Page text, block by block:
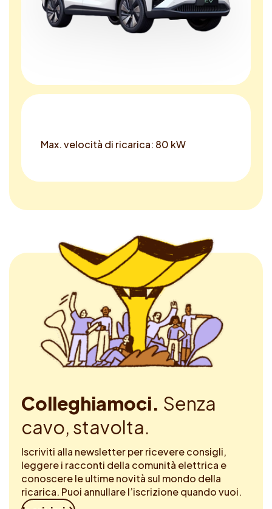
Max. velocità di ricarica: 80 kW
Colleghiamoci. Senza
cavo, stavolta.
Iscriviti alla newsletter per ricevere consigli,
leggere i racconti della comunità elettrica e
conoscere le ultime novità sul mondo della
ricarica. Puoi annullare l’iscrizione quando vuoi.